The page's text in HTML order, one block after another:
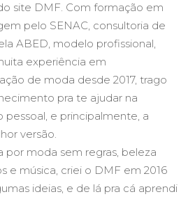
site DMF. Com formação em
pelo SENAC, consultoria de
ABED, modelo profissional,
experiência em
de moda desde 2017, trago
pra te ajudar na
pessoal, e principalmente, a
versão.
por moda sem regras, beleza
e música, criei o DMF em 2016
ideias, e de lá pra cá aprendi